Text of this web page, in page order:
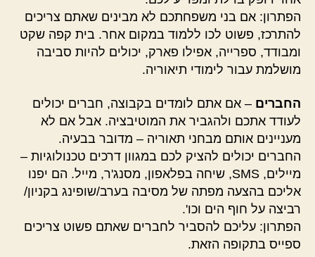
הפתרון: אם בני משפחתכם לא מבינים שאתם צריכים
להתרכז, פשוט לכו ללמוד במקום אחר. בית קפה שקט
ומבודד, ספרייה, אפילו פארק, יכולים להיות סביבה
מושלמת עבור לימודי תיאוריה.
החברים – אם אתם לומדים בקבוצה, חברים יכולים
לעודד אתכם ולהגביר את המוטיבציה. אבל אם לא
מעניינים אותם מבחני תאוריה – מדובר בבעיה.
החברים יכולים להציק לכם במגוון דרכים טכנולוגיות –
מיילים, SMS, שיחה בפלאפון, מסנג'ר, מייל. הם יפנו
אליכם בהצעה מפתה של מסיבה בערב/שופינג בקניון/
רביצה על חוף הים וכו'.
הפתרון: עליכם להסביר לחברים שאתם פשוט צריכים
ספייס בתקופה הזאת.